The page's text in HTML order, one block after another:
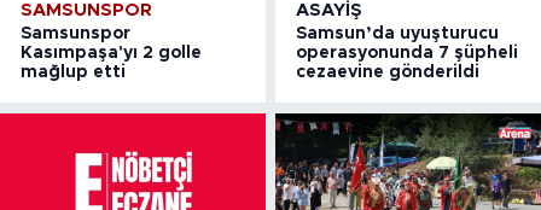
SAMSUNSPOR
Samsunspor
Kasımpaşa'yı 2 golle
mağlup etti
ASAYIŞ
Samsun’da uyuşturucu
operasyonunda 7 şüpheli
cezaevine gönderildi